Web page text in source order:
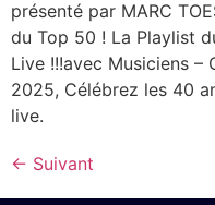
présenté par MARC
du Top 50 ! La Playlist
Live !!!avec Musiciens –
2025, Célébrez les 40
live.
← Suivant